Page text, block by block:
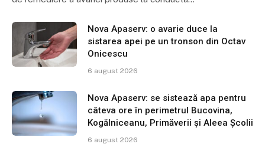
Nova Apaserv: o avarie duce la
sistarea apei pe un tronson din Octav
Onicescu
6 august 2026
Nova Apaserv: se sistează apa pentru
câteva ore în perimetrul Bucovina,
Kogălniceanu, Primăverii și Aleea Școlii
6 august 2026